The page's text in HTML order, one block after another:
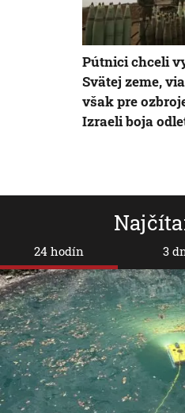
24 hodín 3
Pútnici chceli
Svätej zeme,
však pre
Izraeli boja